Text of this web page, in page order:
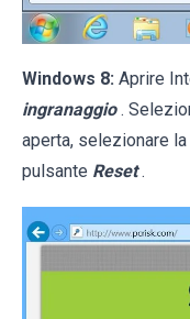
Windows 8: Aprire
ingranaggio .
aperta, selezionare
pulsante Reset .